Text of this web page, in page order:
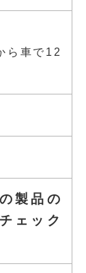
ら車で12
製品の
ェック